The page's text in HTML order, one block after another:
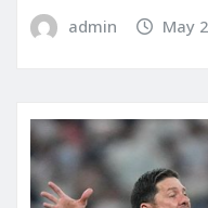
admin May